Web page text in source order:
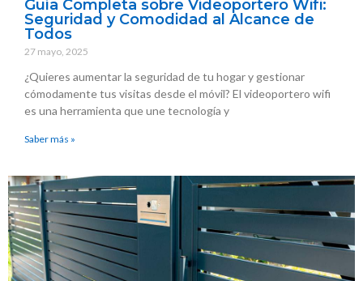
Guía Completa sobre Videoportero Wifi:
Seguridad y Comodidad al Alcance de
Todos
27 mayo, 2025
¿Quieres aumentar la seguridad de tu hogar y gestionar
cómodamente tus visitas desde el móvil? El videoportero wifi
es una herramienta que une tecnología y
Saber más »